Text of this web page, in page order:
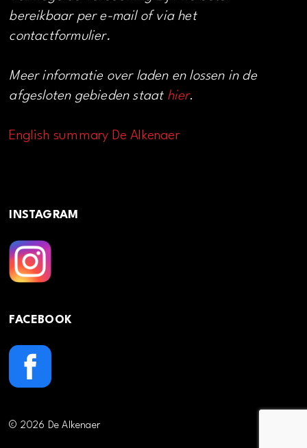
bereikbaar per e-mail of via het
contactformulier.
Meer informatie over laden en lossen in de
afgesloten gebieden staat hier.
English summary De Alkenaer
INSTAGRAM
FACEBOOK
© 2026 De Alkenaer